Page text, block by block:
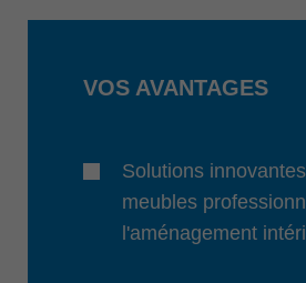
VOS AVANTAGES
Solutions
meubles
l'aménagement